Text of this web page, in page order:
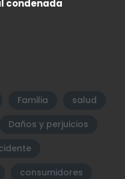
condenada
Familia
salud
Daños y perjuicios
consumidores